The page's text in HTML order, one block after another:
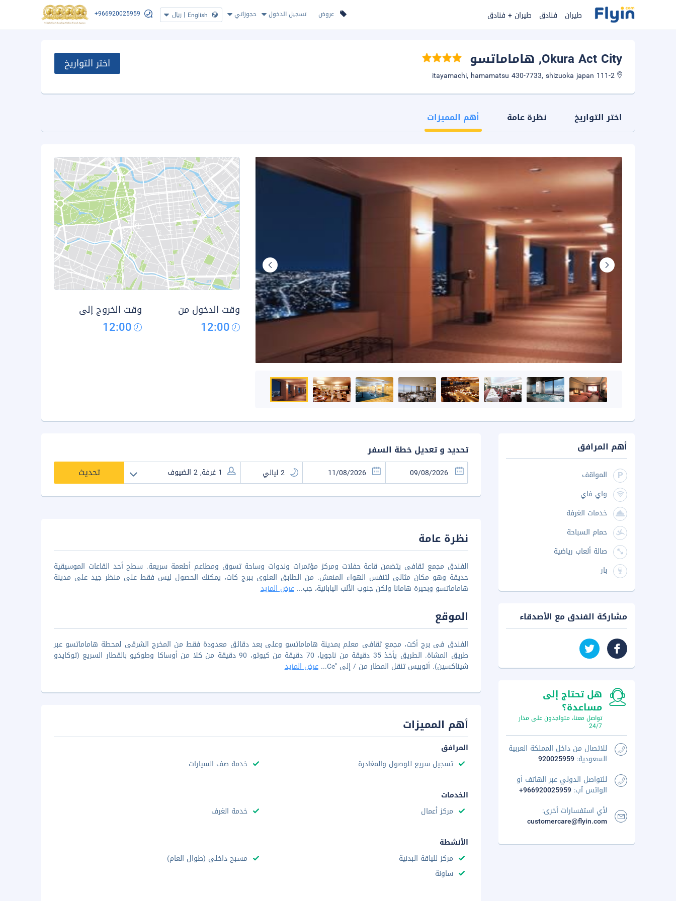
عروض تسجيل الدخول حجوزاتي English
| ريال +966920025959 طيران فنادق طيران + فنادق
Okura Act City, هاماماتسو اختر التواريخ
اختر التواريخ نظرة عامة أهم المميزات
وقت الدخول من
12:00
وقت الخروج إلى
12:00
تحديد و تعديل خطة السفر
تحديث
نظرة عامة
الفندق مجمع ثقافى يتضمن قاعة حفلات ومركز مؤتمرات وندوات وساحة تسوق ومطاعم أطعمة سريعة. سطح أحد القاعات الموسيقية
حديقة وهو مكان مثالى لتنفس الهواء المنعش. من الطابق العلوى ببرج كات، يمكنك الحصول ليس فقط على منظر جيد على مدينة
هاماماتسو وبحيرة هامانا ولكن جنوب الألب اليابانية، جب...عرض المزيد
الموقع
الفندق فى برج أكت، مجمع ثقافى معلم بمدينة هاماماتسو وعلى بعد دقائق معدودة فقط من المخرج الشرقى لمحطة هاماماتسو عبر
طريق المشاة. الطريق يأخذ 35 دقيقة من ناجويا، 70 دقيقة من كيوتو، 90 دقيقة من كلا من أوساكا وطوكيو بالقطار السريع (توكايدو
شيناكسين). أتوبيس تنقل المطار من / إلى "Ce
...عرض المزيد
أهم المميزات
المرافق
تسجيل سريع للوصول والمغادرة
خدمة صف السيارات
الخدمات
مركز أعمال
خدمة الغرف
الأنشطة
مركز للياقة البدنية
مسبح داخلى (طوال العام)
ساونة
أهم المرافق
المواقف
واي فاي
خدمات الغرفة
حمام السباحة
صالة ألعاب رياضية
بار
مشاركة الفندق مع الأصدقاء
هل تحتاج إلى
مساعدة؟
تواصل معنا، متواجدون على مدار
24/7
للاتصال من داخل المملكة العربية
السعودية: 920025959
للتواصل الدولي عبر الهاتف أو
الواتس آب: +966920025959
لأي استفسارات أخرى:
customercare@flyin.com